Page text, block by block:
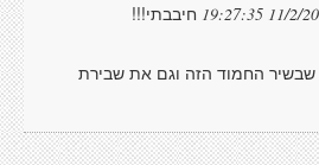
11/2/2006 חיבבתי!!!
שבשיר החמוד הזה וגם את שבירת